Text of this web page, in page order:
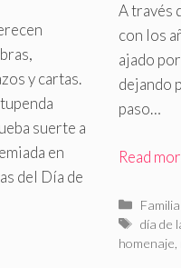
y cartas.
suerte a
en
del Día de
A través
con los
ajado
dejando
paso…
Read
Familia
día de
homenaje